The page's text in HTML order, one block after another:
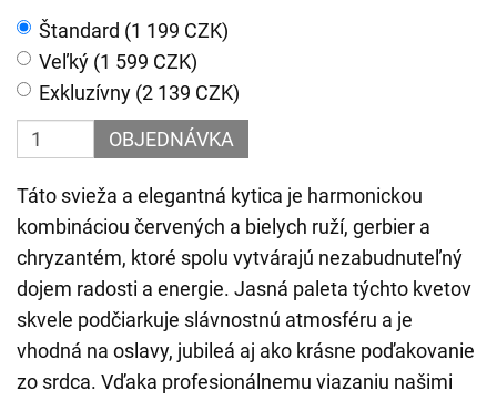
Štandard (1 199 CZK)
Veľký (1 599 CZK)
Exkluzívny (2 139 CZK)
OBJEDNÁVKA
Táto svieža a elegantná kytica je harmonickou
kombináciou červených a bielych ruží, gerbier a
chryzantém, ktoré spolu vytvárajú nezabudnuteľný
dojem radosti a energie. Jasná paleta týchto kvetov
skvele podčiarkuje slávnostnú atmosféru a je
vhodná na oslavy, jubileá aj ako krásne poďakovanie
zo srdca. Vďaka profesionálnemu viazaniu našimi